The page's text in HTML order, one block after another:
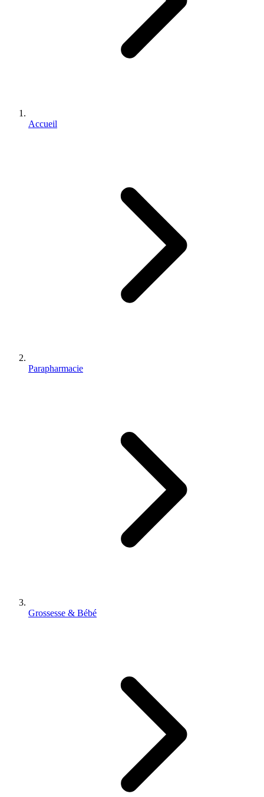
Accueil
Parapharmacie
Grossesse & Bébé